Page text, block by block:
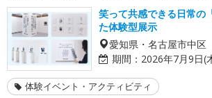
笑って共感できる日常の
た体験型展示
愛知県・名古屋市中区
期間： 2026年7月9日(
体験イベント・アクティビティ